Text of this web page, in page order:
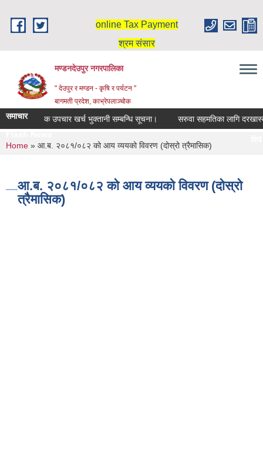
online Tax Payment
श्रम संसार
मण्डनदेउपुर नगरपालिका
" देउपुर र मण्डन - कृषि र पर्यटन "
बागमती प्रदेश, काभ्रेपलाञ्चोक
समाचार
दिर्घ रोगि मासिक उपचार खर्च भुक्तानी सम्बन्धि सूचना।
सरुवा सहमतिका लागि
You are here
Home » आ.ब. २०८१/०८२ को आय व्ययको विवरण (दोस्रो त्रैमासिक)
आ.ब. २०८१/०८२ को आय व्ययको विवरण (दोस्रो
त्रैमासिक)